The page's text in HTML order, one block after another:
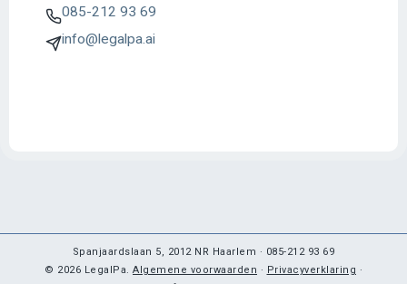
085-212 93 69
info@legalpa.ai
Spanjaardslaan 5, 2012 NR Haarlem · 085-212 93 69
© 2026 LegalPa. Algemene voorwaarden · Privacyverklaring ·